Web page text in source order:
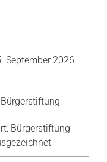
September 2026
Bürgerstiftung